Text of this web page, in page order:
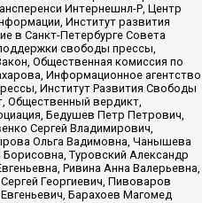
Интернешнл-Р, Центр
Институт развития
в Санкт-Петербурге Совета
свободы прессы,
Общественная комиссия по
Информационное агентство
Институт Развития Свободы
Общественный вердикт,
Бедушев Петр Петрович,
Сергей Владимирович,
Ольга Вадимовна, Чанышева
Туровский Александр
Ривина Анна Валерьевна,
Георгиевич, Пивоваров
Барахоев Магомед